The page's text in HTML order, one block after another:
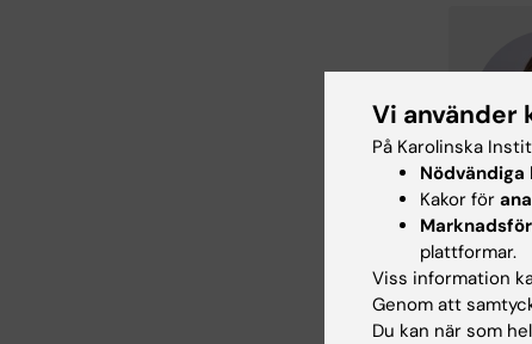
Vi använder
På Karolinska
Nödvändiga
Kakor för
plattformar.
Viss information
Genom att
Du kan när som